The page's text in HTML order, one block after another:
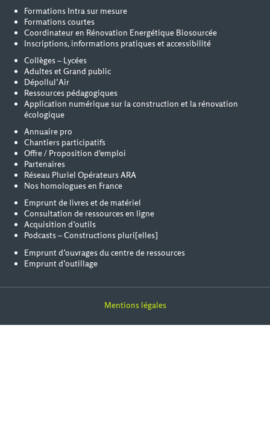
Formations Intra sur mesure
Formations courtes
Coordinateur en Rénovation Energétique Biosourcée
Inscriptions, informations pratiques et accessibilité
Collèges – Lycées
Adultes et Grand public
Dépollul’Air
Ressources pédagogiques
Application numérique sur la construction et la rénovation
écologique
Annuaire pro
Chantiers participatifs
Offre / Proposition d'emploi
Partenaires
Réseau Pluriel Opérateurs ARA
Nos homologues en France
Emprunt de livres et de matériel
Consultation de ressources en ligne
Acquisition d’outils
Podcasts – Constructions pluri[elles]
Emprunt d’ouvrages du centre de ressources
Emprunt d’outillage
Mentions légales